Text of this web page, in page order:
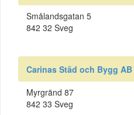
Smålandsgatan 5
842 32 Sveg
Carinas Städ och Bygg AB
Myrgränd 87
842 33 Sveg